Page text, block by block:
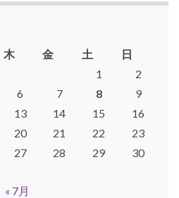
木 金 土
日
1
2
6 7 8
9
13 14 15
16
20 21 22
23
27 28 29
30
« 7月